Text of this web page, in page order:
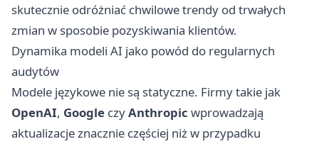
skutecznie odróżniać chwilowe trendy od trwałych
zmian w sposobie pozyskiwania klientów.
Dynamika modeli AI jako powód do regularnych
audytów
Modele językowe nie są statyczne. Firmy takie jak
OpenAI, Google czyAnthropic wprowadzają
aktualizacje znacznie częściej niż w przypadku